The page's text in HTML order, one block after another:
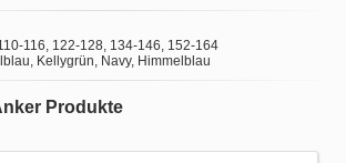
116, 122-128, 134-146, 152-164
Kellygrün, Navy, Himmelblau
Produkte